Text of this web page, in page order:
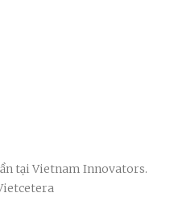
tại Vietnam Innovators.